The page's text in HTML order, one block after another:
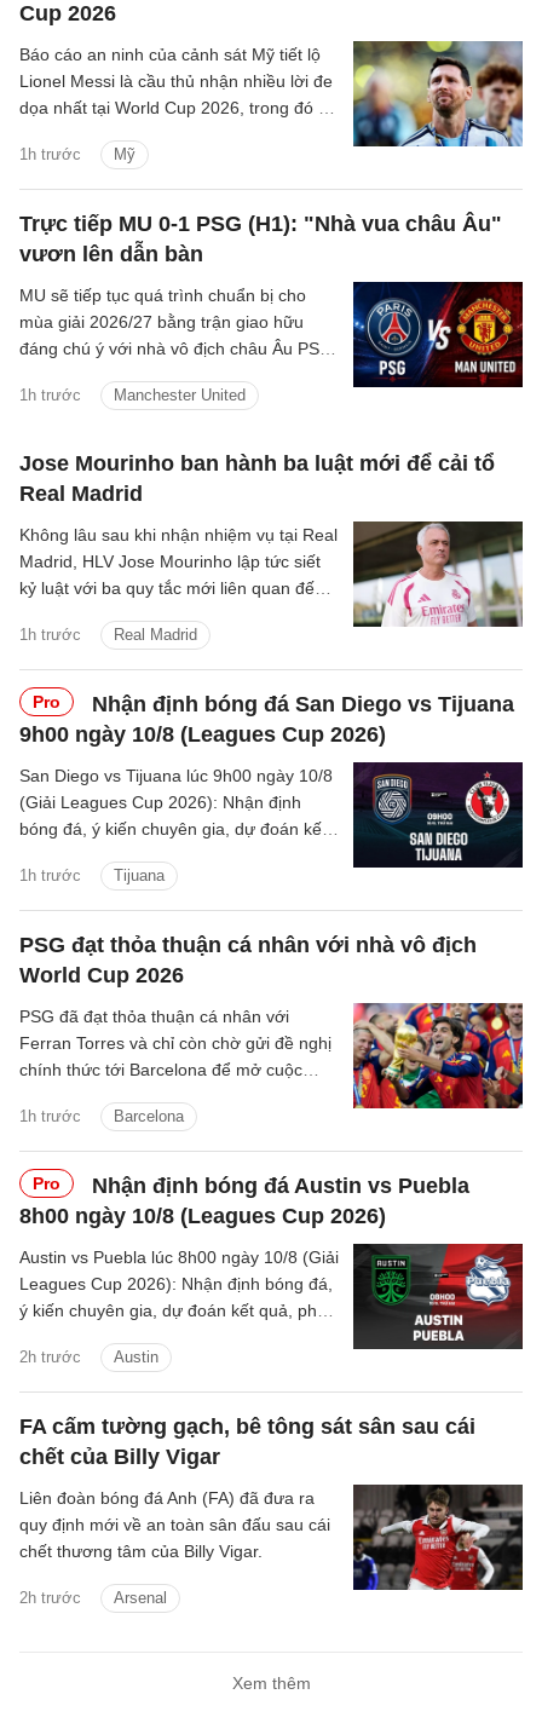
Cup 2026
1h trước Mỹ
Báo cáo an ninh của cảnh sát Mỹ tiết lộ
Lionel Messi là cầu thủ nhận nhiều lời đe
dọa nhất tại World Cup 2026, trong đó có
Trực tiếp MU 0-1 PSG (H1): "Nhà vua châu Âu"
vươn lên dẫn bàn
1h trước Manchester United
MU sẽ tiếp tục quá trình chuẩn bị cho
mùa giải 2026/27 bằng trận giao hữu
đáng chú ý với nhà vô địch châu Âu PSG
Jose Mourinho ban hành ba luật mới để cải tổ
Real Madrid
1h trước Real Madrid
Không lâu sau khi nhận nhiệm vụ tại Real
Madrid, HLV Jose Mourinho lập tức siết
kỷ luật với ba quy tắc mới liên quan đến
phục.
Pro
Nhận định bóng đá San Diego vs Tijuana
9h00 ngày 10/8 (Leagues Cup 2026)
1h trước Tijuana
San Diego vs Tijuana lúc 9h00 ngày 10/8
(Giải Leagues Cup 2026): Nhận định
bóng đá, ý kiến chuyên gia, dự đoán kết
PSG đạt thỏa thuận cá nhân với nhà vô địch
World Cup 2026
1h trước Barcelona
PSG đã đạt thỏa thuận cá nhân với
Ferran Torres và chỉ còn chờ gửi đề nghị
chính thức tới Barcelona để mở cuộc
Pro
Nhận định bóng đá Austin vs Puebla
8h00 ngày 10/8 (Leagues Cup 2026)
2h trước Austin
Austin vs Puebla lúc 8h00 ngày 10/8 (Giải
Leagues Cup 2026): Nhận định bóng đá,
ý kiến chuyên gia, dự đoán kết quả, phân
FA cấm tường gạch, bê tông sát sân sau cái
chết của Billy Vigar
2h trước Arsenal
Liên đoàn bóng đá Anh (FA) đã đưa ra
quy định mới về an toàn sân đấu sau cái
chết thương tâm của Billy Vigar.
Xem thêm